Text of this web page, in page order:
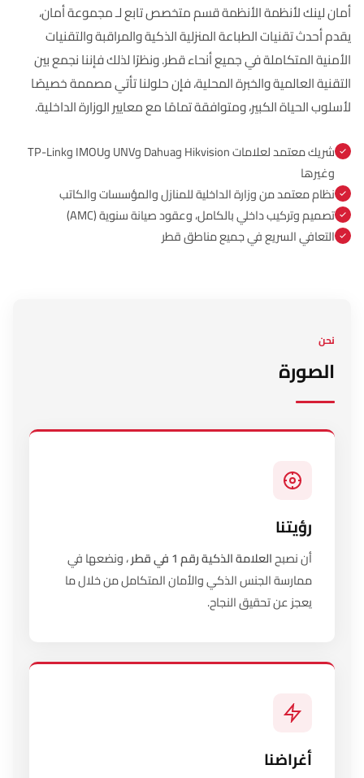
أمان لينك لأنظمة الأنظمة قسم متخصص تابع لـ مجموعة أمان،
يقدم أحدث تقنيات الطباعة المنزلية الذكية والمراقبة والتقنيات
الأمنية المتكاملة في جميع أنحاء قطر. ونظرًا لذلك فإننا نجمع بين
التقنية العالمية والخبرة المحلية، فإن حلولنا تأتي مصممة خصيصًا
لأسلوب الحياة الكبير، ومتوافقة تمامًا مع معايير الوزارة الداخلية.
شريك معتمد لعلامات Hikvision وDahua وUNV وIMOU وTP-Link
وغيرها
نظام معتمد من وزارة الداخلية للمنازل والمؤسسات والكاتب
تصميم وتركيب داخلي بالكامل، وعقود صيانة سنوية (AMC)
التعافي السريع في جميع مناطق قطر
نحن
الصورة
رؤيتنا
أن نصبحالعلامة الذكية رقم 1 في قطر
، ونضعها في
ممارسة الجنس الذكي والأمان المتكامل من خلال ما
يعجز عن تحقيق النجاح.
أغراضنا